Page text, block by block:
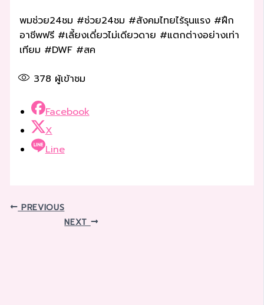
พมช่วย24ชม #ช่วย24ชม #สังคมไทยไร้รุนแรง #ฝึก
อาชีพฟรี #เลี้ยงเดี่ยวไม่เดียวดาย #แตกต่างอย่างเท่า
เทียม #DWF #สค
378 ผู้เข้าชม
Facebook
X
Line
PREVIOUS
NEXT